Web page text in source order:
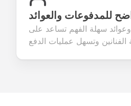
للمدفوعات والعوائد
سهلة الفهم تساعد على